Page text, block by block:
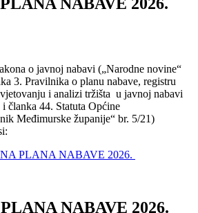
NABAVE 2026.
o javnoj nabavi („Narodne novine“
3. Pravilnika o planu nabave, registru
i analizi tržišta u javnoj nabavi
članka 44. Statuta Općine
Međimurske županije“ br. 5/21)
PLANA NABAVE 2026.
NABAVE 2026.